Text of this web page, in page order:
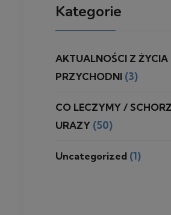
Kategorie
AKTUALNOŚCI Z ŻYCIA
PRZYCHODNI (3)
CO LECZYMY /
URAZY (50)
Uncategorized (1)